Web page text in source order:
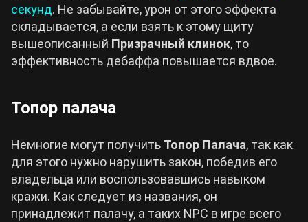
секунд. Не забывайте, урон от этого эффекта
складывается, а если взять к этому щиту
вышеописанный Призрачный клинок, то
эффективность дебаффа повышается вдвое.
Топор палача
Немногие могут получить Топор Палача, так как
для этого нужно нарушить закон, победив его
владельца или воспользовавшись навыком
кражи. Как следует из названия, он
принадлежит палачу, а таких NPC в игре всего